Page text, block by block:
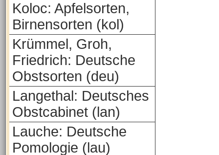
Koloc: Apfelsorten,
Birnensorten (kol)
Krümmel, Groh,
Friedrich: Deutsche
Obstsorten (deu)
Langethal: Deutsches
Obstcabinet (lan)
Lauche: Deutsche
Pomologie (lau)